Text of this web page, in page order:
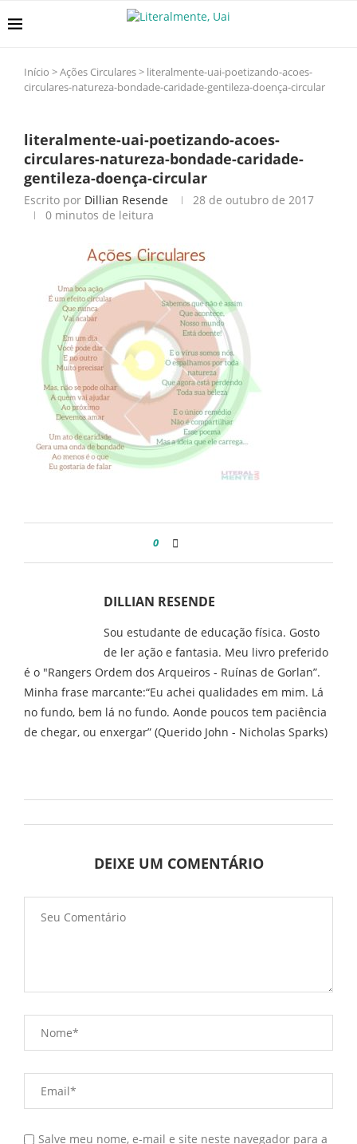
Início >Ações Circulares> literalmente-uai-poetizando-acoes-
circulares-natureza-bondade-caridade-gentileza-doença-circular
literalmente-uai-poetizando-acoes-
circulares-natureza-bondade-caridade-
gentileza-doença-circular
Escrito por Dillian Resende
28 de outubro de 2017
0 minutos de leitura
0
DILLIAN RESENDE
Sou estudante de educação física. Gosto
de ler ação e fantasia. Meu livro preferido
é o "Rangers Ordem dos Arqueiros - Ruínas de Gorlan”.
Minha frase marcante:“Eu achei qualidades em mim. Lá
no fundo, bem lá no fundo. Aonde poucos tem paciência
de chegar, ou enxergar” (Querido John - Nicholas Sparks)
DEIXE UM COMENTÁRIO
Salve meu nome, e-mail e site neste navegador para a